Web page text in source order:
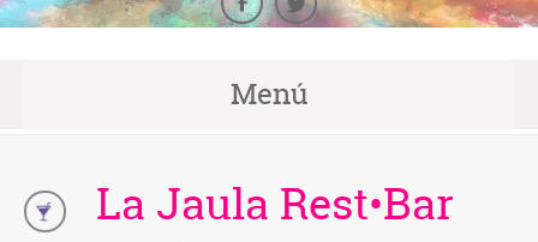
Menú
La Jaula Rest•Bar